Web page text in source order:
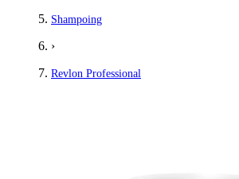
Shampoing
›
Revlon Professional